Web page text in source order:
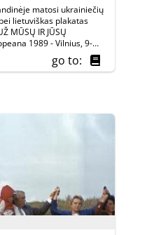
matosi ukrainiečių
lietuviškas plakatas
MŪSŲ IR JŪSŲ
1989 - Vilnius, 9-
go to: